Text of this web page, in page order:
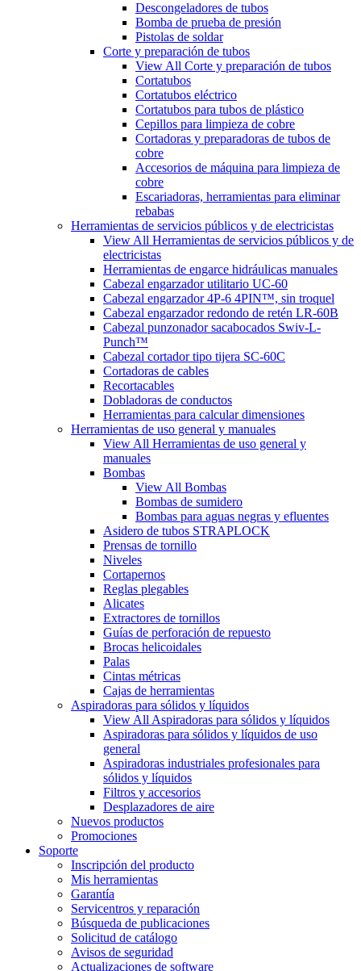
Descongeladores de tubos
Bomba de prueba de presión
Pistolas de soldar
Corte y preparación de tubos
View All Corte y preparación de tubos
Cortatubos
Cortatubos eléctrico
Cortatubos para tubos de plástico
Cepillos para limpieza de cobre
Cortadoras y preparadoras de tubos de
cobre
Accesorios de máquina para limpieza de
cobre
Escariadoras, herramientas para eliminar
rebabas
Herramientas de servicios públicos y de electricistas
View All Herramientas de servicios públicos y de
electricistas
Herramientas de engarce hidráulicas manuales
Cabezal engarzador utilitario UC-60
Cabezal engarzador 4P-6 4PIN™, sin troquel
Cabezal engarzador redondo de retén LR-60B
Cabezal punzonador sacabocados Swiv-L-
Punch™
Cabezal cortador tipo tijera SC-60C
Cortadoras de cables
Recortacables
Dobladoras de conductos
Herramientas para calcular dimensiones
Herramientas de uso general y manuales
View All Herramientas de uso general y
manuales
Bombas
View All Bombas
Bombas de sumidero
Bombas para aguas negras y efluentes
Asidero de tubos STRAPLOCK
Prensas de tornillo
Niveles
Cortapernos
Reglas plegables
Alicates
Extractores de tornillos
Guías de perforación de repuesto
Brocas helicoidales
Palas
Cintas métricas
Cajas de herramientas
Aspiradoras para sólidos y líquidos
View All Aspiradoras para sólidos y líquidos
Aspiradoras para sólidos y líquidos de uso
general
Aspiradoras industriales profesionales para
sólidos y líquidos
Filtros y accesorios
Desplazadores de aire
Nuevos productos
Promociones
Soporte
Inscripción del producto
Mis herramientas
Garantía
Servicentros y reparación
Búsqueda de publicaciones
Solicitud de catálogo
Avisos de seguridad
Actualizaciones de software